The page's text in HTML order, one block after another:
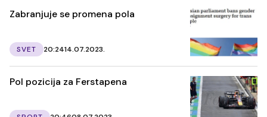
Zabranjuje se promena pola
SVET 20:2414.07.2023.
Pol pozicija za Ferstapena